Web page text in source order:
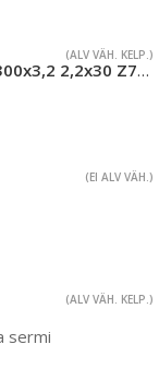
(ALV VÄH. KELP.)
Muu merkki FREZITE 300x3,2 2,2x30 Z72TF
(EI ALV VÄH.)
(ALV VÄH. KELP.)
sermi